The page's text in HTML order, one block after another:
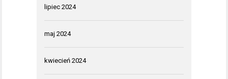
lipiec 2024
maj 2024
kwiecień 2024